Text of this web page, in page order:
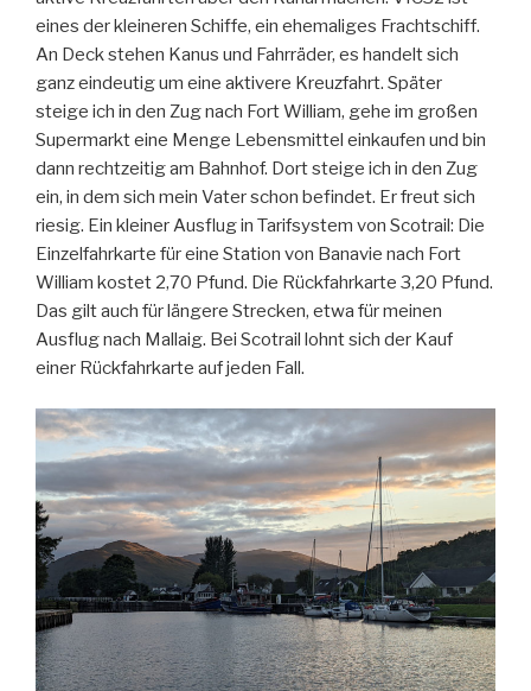
eines der kleineren Schiffe, ein ehemaliges Frachtschiff.
An Deck stehen Kanus und Fahrräder, es handelt sich
ganz eindeutig um eine aktivere Kreuzfahrt. Später
steige ich in den Zug nach Fort William, gehe im großen
Supermarkt eine Menge Lebensmittel einkaufen und bin
dann rechtzeitig am Bahnhof. Dort steige ich in den Zug
ein, in dem sich mein Vater schon befindet. Er freut sich
riesig. Ein kleiner Ausflug in Tarifsystem von Scotrail: Die
Einzelfahrkarte für eine Station von Banavie nach Fort
William kostet 2,70 Pfund. Die Rückfahrkarte 3,20 Pfund.
Das gilt auch für längere Strecken, etwa für meinen
Ausflug nach Mallaig. Bei Scotrail lohnt sich der Kauf
einer Rückfahrkarte auf jeden Fall.